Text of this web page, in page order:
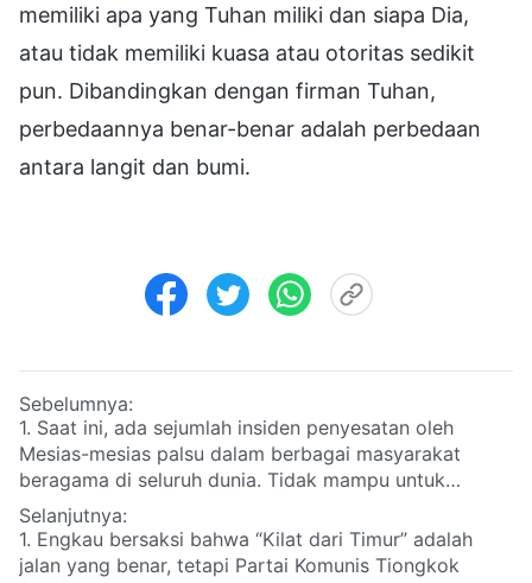
memiliki apa yang Tuhan miliki dan siapa Dia,
atau tidak memiliki kuasa atau otoritas sedikit
pun. Dibandingkan dengan firman Tuhan,
perbedaannya benar-benar adalah perbedaan
antara langit dan bumi.
Sebelumnya:
1. Saat ini, ada sejumlah insiden penyesatan oleh
Mesias-mesias palsu dalam berbagai masyarakat
beragama di seluruh dunia. Tidak mampu untuk
melihat penyesatan ini sebagaimana adanya, banyak
orang telah mengikuti Mesias-mesias palsu ini, dengan
demikian menggenapi nubuat Tuhan Yesus: “Jadi, jika
Selanjutnya:
1. Engkau bersaksi bahwa “Kilat dari Timur” adalah
jalan yang benar, tetapi Partai Komunis Tiongkok